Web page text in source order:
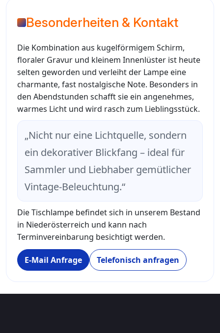
Besonderheiten & Kontakt
Die Kombination aus kugelförmigem Schirm,
floraler Gravur und kleinem Innenlüster ist heute
selten geworden und verleiht der Lampe eine
charmante, fast nostalgische Note. Besonders in
den Abendstunden schafft sie ein angenehmes,
warmes Licht und wird rasch zum Lieblingsstück.
„Nicht nur eine Lichtquelle, sondern
ein dekorativer Blickfang – ideal für
Sammler und Liebhaber gemütlicher
Vintage-Beleuchtung.“
Die Tischlampe befindet sich in unserem Bestand
in Niederösterreich und kann nach
Terminvereinbarung besichtigt werden.
E-Mail Anfrage Telefonisch anfragen